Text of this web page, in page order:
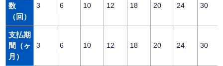
数
（回）
3 6 10 12 18 20 24 30
支払期
間（ヶ
月）
3 6 10 12 18 20 24 30